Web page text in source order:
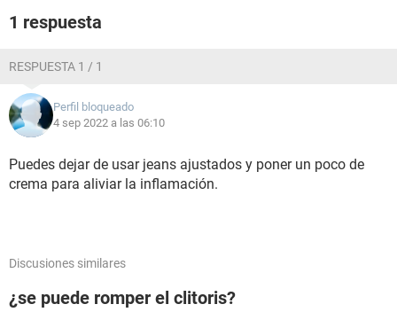
1 respuesta
RESPUESTA 1 / 1
Perfil bloqueado
4 sep 2022 a las 06:10
Puedes dejar de usar jeans ajustados y poner un poco de
crema para aliviar la inflamación.
Discusiones similares
¿se puede romper el clitoris?